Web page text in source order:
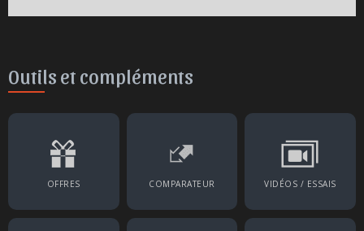
Outils et compléments
OFFRES COMPARATEUR VIDÉOS / ESSAIS